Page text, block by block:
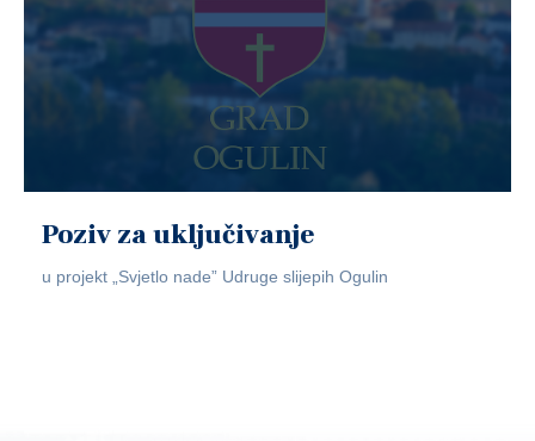
Poziv za uključivanje
u projekt „Svjetlo nade” Udruge slijepih Ogulin